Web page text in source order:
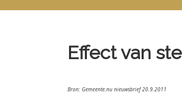
Effect van
Bron: Gemeente.nu nieuwsbrief 20.9.2011